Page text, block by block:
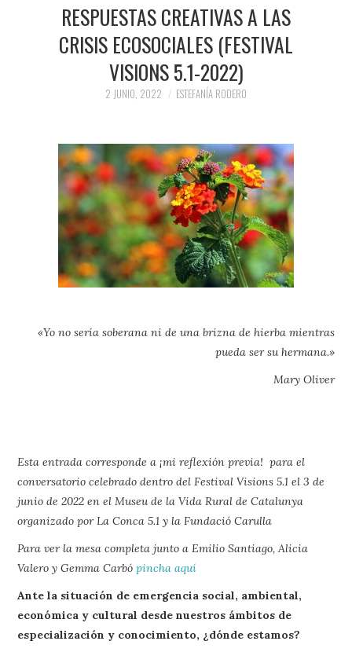
RESPUESTAS CREATIVAS A LAS
CRISIS ECOSOCIALES (FESTIVAL
VISIONS 5.1-2022)
2 JUNIO, 2022 ESTEFANÍA RODERO
«Yo no sería soberana ni de una brizna de hierba mientras
pueda ser su hermana.»
Mary Oliver
Esta entrada corresponde a ¡mi reflexión previa! para el
conversatorio celebrado dentro del Festival Visions 5.1 el 3 de
junio de 2022 en el Museu de la Vida Rural de Catalunya
organizado por La Conca 5.1 y la Fundació Carulla
Para ver la mesa completa junto a Emilio Santiago, Alicia
Valero y Gemma Carbópincha aquí
Ante la situación de emergencia social, ambiental,
económica y cultural desde nuestros ámbitos de
especialización y conocimiento, ¿dónde estamos?